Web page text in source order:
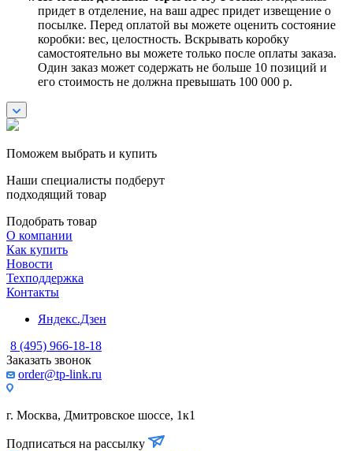
придет в отделение, на ваш адрес придет извещение о
посылке. Перед оплатой вы можете оценить состояние
коробки: вес, целостность. Вскрывать коробку
самостоятельно вы можете только после оплаты заказа.
Один заказ может содержать не больше 10 позиций и
его стоимость не должна превышать 100 000 р.
Поможем выбрать и купить
Наши специалисты подберут
подходящий товар
Подобрать товар
О компании
Как купить
Новости
Техподдержка
Контакты
Яндекс.Дзен
8 (495) 966-18-18
Заказать звонок
order@tp-link.ru
г. Москва, Дмитровское шоссе, 1к1
Подписаться на рассылку